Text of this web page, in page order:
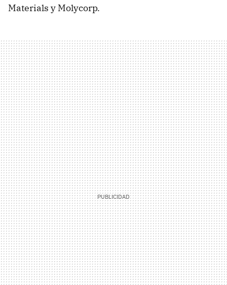
Materials y Molycorp.